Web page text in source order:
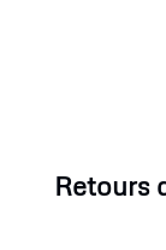
Retours